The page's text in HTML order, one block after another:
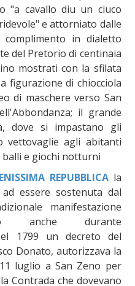
"a cavallo diu un ciuco
e attorniato dalle
in dialetto
del Pretorio di centinaia
mostrati con la sfilata
figurazione di chiocciola
di maschere verso San
il grande
dove si impastano gli
vettovaglie agli abitanti
balli e giochi notturni
REPUBBLICAla
essere sostenuta dal
manifestazione
anche durante
1799 un decreto del
Donato, autorizzava la
luglio a San Zeno per
Contrada che dovevano